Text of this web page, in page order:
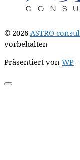
© 2026 ASTRO
vorbehalten
Präsentiert von WP